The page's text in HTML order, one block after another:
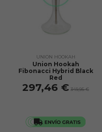
UNION HOOKAH
Union Hookah
Fibonacci Hybrid Black
Red
297,46 € 349,95 €